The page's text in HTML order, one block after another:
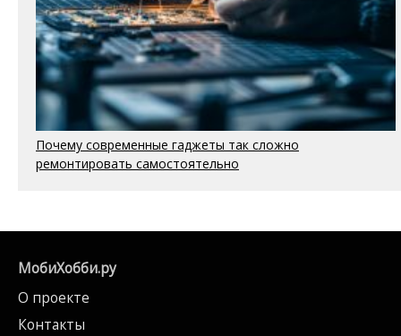
Почему современные гаджеты так сложно
ремонтировать самостоятельно
МобиХобби.ру
О проекте
Контакты